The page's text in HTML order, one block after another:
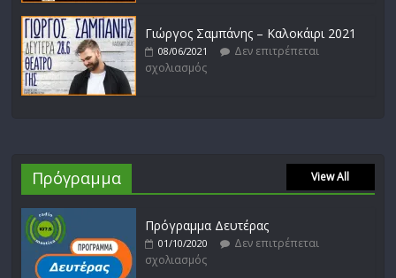
Γιώργος Σαμπάνης – Καλοκάιρι 2021
08/06/2021
Δεν επιτρέπεται
σχολιασμός
Πρόγραμμα View All
Πρόγραμμα Δευτέρας
01/10/2020
Δεν επιτρέπεται
σχολιασμός